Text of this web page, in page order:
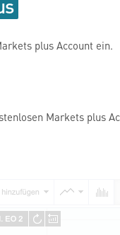
plus Account ein.
Markets plus